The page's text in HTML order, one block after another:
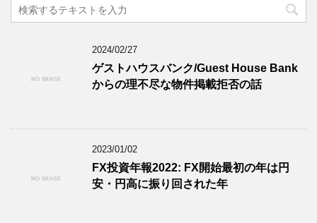
2024/02/27
ゲストハウスバンク/Guest House Bank
からの理不尽な物件掲載拒否の話
2023/01/02
FX投資年報2022: FX開始最初の年は円
安・円高に振り回された年